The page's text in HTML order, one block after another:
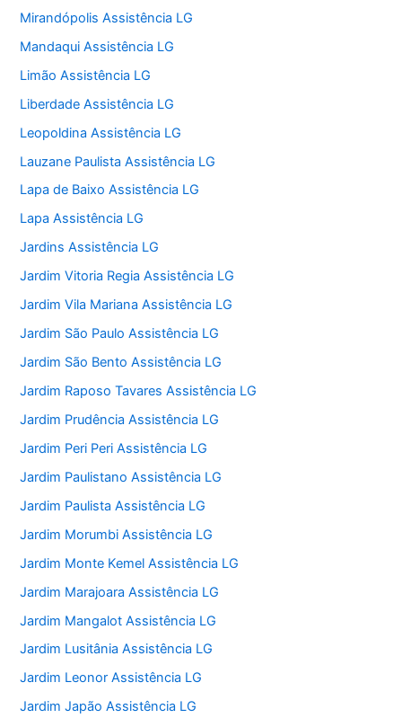
Mirandópolis Assistência LG
Mandaqui Assistência LG
Limão Assistência LG
Liberdade Assistência LG
Leopoldina Assistência LG
Lauzane Paulista Assistência LG
Lapa de Baixo Assistência LG
Lapa Assistência LG
Jardins Assistência LG
Jardim Vitoria Regia Assistência LG
Jardim Vila Mariana Assistência LG
Jardim São Paulo Assistência LG
Jardim São Bento Assistência LG
Jardim Raposo Tavares Assistência LG
Jardim Prudência Assistência LG
Jardim Peri Peri Assistência LG
Jardim Paulistano Assistência LG
Jardim Paulista Assistência LG
Jardim Morumbi Assistência LG
Jardim Monte Kemel Assistência LG
Jardim Marajoara Assistência LG
Jardim Mangalot Assistência LG
Jardim Lusitânia Assistência LG
Jardim Leonor Assistência LG
Jardim Japão Assistência LG